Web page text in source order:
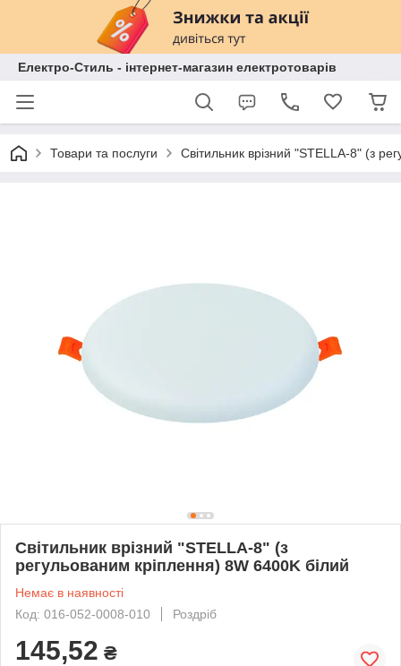
Електро-Стиль - інтернет-магазин електротоварів
Товари та послуги Світильник врізний "STELLA-8" (з
Світильник врізний "STELLA-8" (з
регульованим кріплення) 8W 6400K білий
Немає в наявності
Код: 016-052-0008-010
Роздріб
145,52 ₴